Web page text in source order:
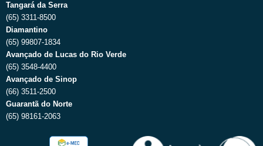
Tangará da Serra
(65) 3311-8500
Diamantino
(65) 99807-1834
Avançado de Lucas do Rio Verde
(65) 3548-4400
Avançado de Sinop
(66) 3511-2500
Guarantã do Norte
(65) 98161-2063